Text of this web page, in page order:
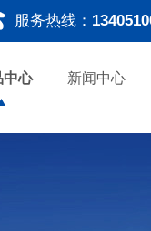
服务热线：
中心 新闻中心